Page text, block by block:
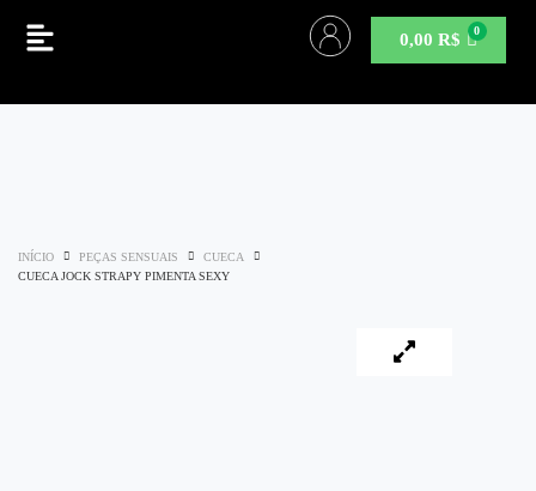
0,00R$
INÍCIO PEÇAS SENSUAIS
CUECA
CUECA JOCK STRAPY PIMENTA SEXY